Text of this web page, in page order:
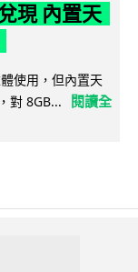
現 內置天
使用，但內置天
對 8GB...
閱讀全